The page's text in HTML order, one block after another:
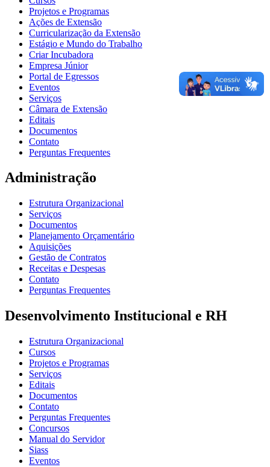
Projetos e Programas
Ações de Extensão
Curricularização da Extensão
Estágio e Mundo do Trabalho
Criar Incubadora
Empresa Júnior
Portal de Egressos
Eventos
Serviços
Câmara de Extensão
Editais
Documentos
Contato
Perguntas Frequentes
Administração
Estrutura Organizacional
Serviços
Documentos
Planejamento Orçamentário
Aquisições
Gestão de Contratos
Receitas e Despesas
Contato
Perguntas Frequentes
Desenvolvimento Institucional e RH
Estrutura Organizacional
Cursos
Projetos e Programas
Serviços
Editais
Documentos
Contato
Perguntas Frequentes
Concursos
Manual do Servidor
Siass
Eventos